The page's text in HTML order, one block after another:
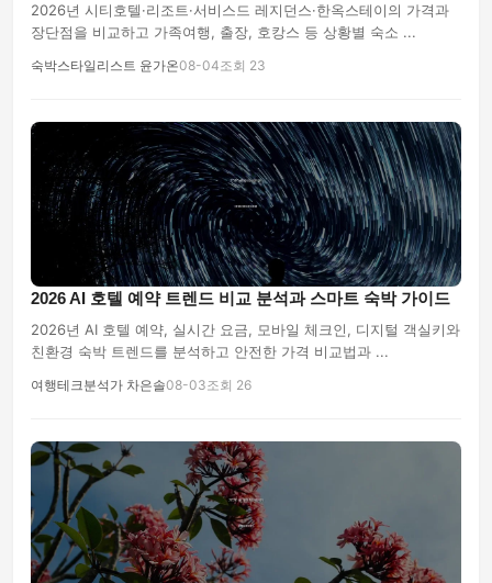
2026년 시티호텔·리조트·서비스드 레지던스·한옥스테이의 가격과
장단점을 비교하고 가족여행, 출장, 호캉스 등 상황별 숙소 ...
숙박스타일리스트 윤가온08-04조회 23
2026 AI 호텔 예약 트렌드 비교 분석과 스마트 숙박 가이드
2026년 AI 호텔 예약, 실시간 요금, 모바일 체크인, 디지털 객실키와
친환경 숙박 트렌드를 분석하고 안전한 가격 비교법과 ...
여행테크분석가 차은솔08-03조회 26